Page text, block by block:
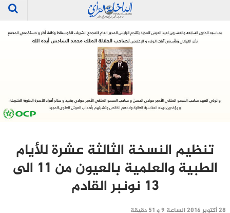
تنظيم النسخة الثالثة عشرة للأيام
الطبية والعلمية بالعيون من 11 الى
13 نونبر القادم
28 أكتوبر 2016 الساعة 9 و 51 دقيقة